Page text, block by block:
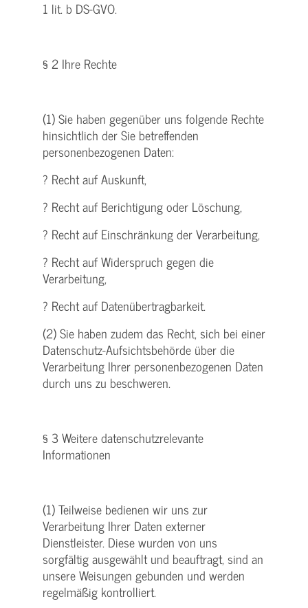
1 lit. b DS-GVO.
§ 2 Ihre Rechte
(1) Sie haben gegenüber uns folgende Rechte
hinsichtlich der Sie betreffenden
personenbezogenen Daten:
? Recht auf Auskunft,
? Recht auf Berichtigung oder Löschung,
? Recht auf Einschränkung der Verarbeitung,
? Recht auf Widerspruch gegen die
Verarbeitung,
? Recht auf Datenübertragbarkeit.
(2) Sie haben zudem das Recht, sich bei einer
Datenschutz-Aufsichtsbehörde über die
Verarbeitung Ihrer personenbezogenen Daten
durch uns zu beschweren.
§ 3 Weitere datenschutzrelevante
Informationen
(1) Teilweise bedienen wir uns zur
Verarbeitung Ihrer Daten externer
Dienstleister. Diese wurden von uns
sorgfältig ausgewählt und beauftragt, sind an
unsere Weisungen gebunden und werden
regelmäßig kontrolliert.